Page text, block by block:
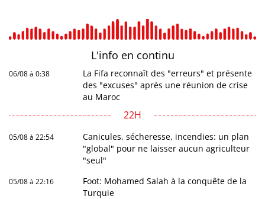
L'info en continu
06/08 à 0:38
La Fifa reconnaît des "erreurs" et présente
des "excuses" après une réunion de crise
au Maroc
22H
05/08 à 22:54
Canicules, sécheresse, incendies: un plan
"global" pour ne laisser aucun agriculteur
"seul"
05/08 à 22:16
Foot: Mohamed Salah à la conquête de la
Turquie